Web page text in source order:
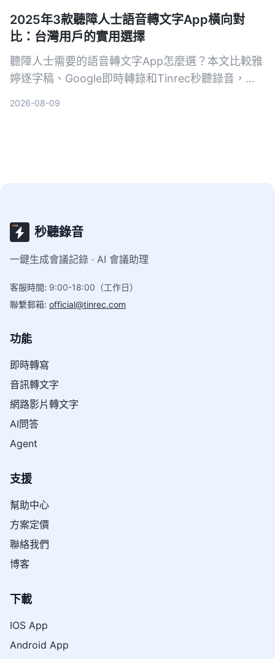
2025年3款聽障人士語音轉文字App橫向對
比：台灣用戶的實用選擇
聽障人士需要的語音轉文字App怎麼選？本文比較雅
婷逐字稿、Google即時轉錄和Tinrec秒聽錄音，從
2026-08-09
秒聽錄音
一鍵生成會議記錄 · AI 會議助理
客服時間: 9:00-18:00（工作日）
聯繫郵箱: official@tinrec.com
功能
即時轉寫
音訊轉文字
網路影片轉文字
AI問答
Agent
支援
幫助中心
方案定價
聯絡我們
博客
下載
IOS App
Android App